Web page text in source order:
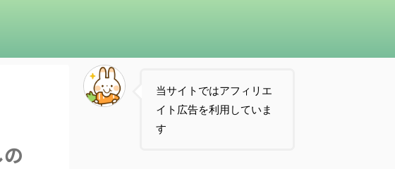
当サイトではアフィリエ
イト広告を利用していま
す